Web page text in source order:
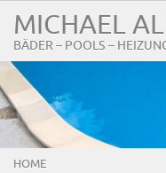
MICHAEL
BÄDER – POOLS –
HOME